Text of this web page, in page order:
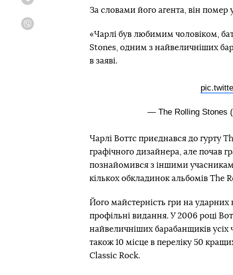
За словами його агента, він помер
«Чарлі був любимим чоловіком,
Stones, одним з найвеличніших
в заяві.
— The Rolling Stones
Чарлі Воттс приєднався до гурту
графічного дизайнера, але почав
познайомився з іншими
кількох обкладинок альбомів The
Його майстерність гри на
профільні видання. У 2006 році
найвеличніших барабанщиків усіх
також 10 місце в переліку 50
Classic Rock.